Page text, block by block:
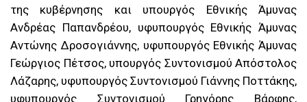
της κυβέρνησης και υπουργός Εθνικής Άμυνας
Ανδρέας Παπανδρέου, υφυπουργός Εθνικής Άμυνας
Αντώνης Δροσογιάννης, υφυπουργός Εθνικής Άμυνας
Γεώργιος Πέτσος, υπουργός Συντονισμού Απόστολος
Λάζαρης, υφυπουργός Συντονισμού Γιάννης Ποττάκης,
υφυπουργός Συντονισμού Γρηγόρης Βάρφης,